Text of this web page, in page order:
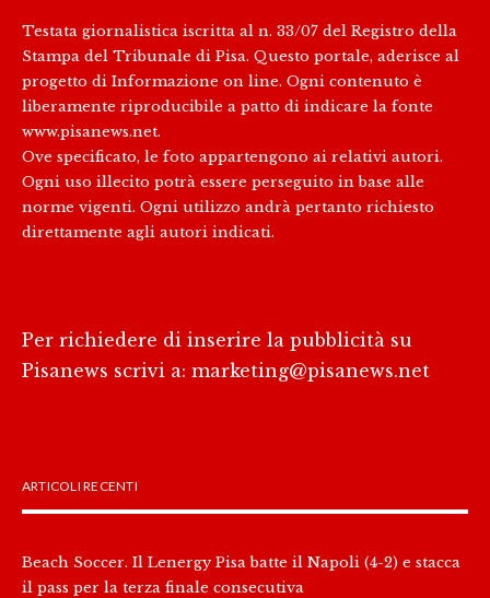
Testata giornalistica iscritta al n. 33/07 del Registro della
Stampa del Tribunale di Pisa. Questo portale, aderisce al
progetto di Informazione on line. Ogni contenuto è
liberamente riproducibile a patto di indicare la fonte
www.pisanews.net.
Ove specificato, le foto appartengono ai relativi autori.
Ogni uso illecito potrà essere perseguito in base alle
norme vigenti. Ogni utilizzo andrà pertanto richiesto
direttamente agli autori indicati.
Per richiedere di inserire la pubblicità su
Pisanews scrivi a: marketing@pisanews.net
ARTICOLI RECENTI
Beach Soccer. Il Lenergy Pisa batte il Napoli (4-2) e stacca
il pass per la terza finale consecutiva